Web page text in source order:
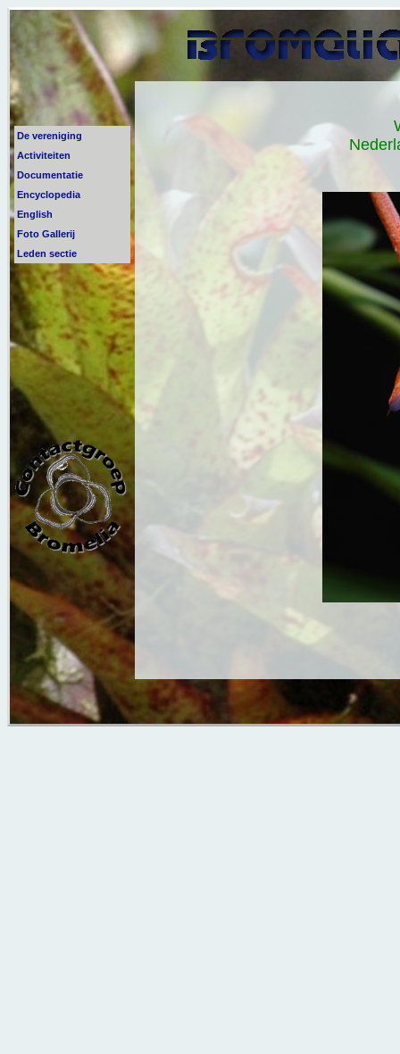
De vereniging
Activiteiten
Documentatie
Encyclopedia
English
Foto Gallerij
Leden sectie